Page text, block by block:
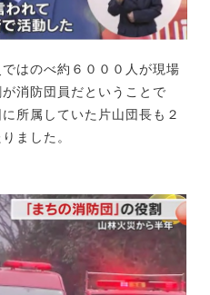
はのべ約６０００人が現場
消防団員だということで
所属していた片山団長も２
ました。